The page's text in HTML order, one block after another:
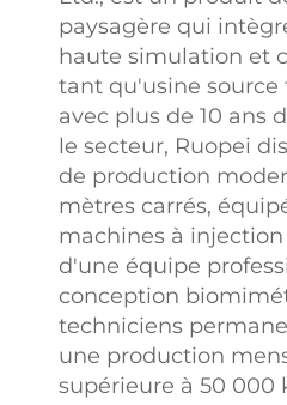
flexible de
personnalisation
de plantes
artificielles
dépasse les
limites de la
production
standardisée
traditionnelle en
se concentrant
sur les besoins
fondamentaux
des clients. Il
s'adapte avec
paysagère qui
haute simulation et
tant qu'usine source
avec plus de 10 ans
le secteur, Ruopei
de production
mètres carrés,
machines à
d'une équipe
conception
techniciens
une production
supérieure à 50 000